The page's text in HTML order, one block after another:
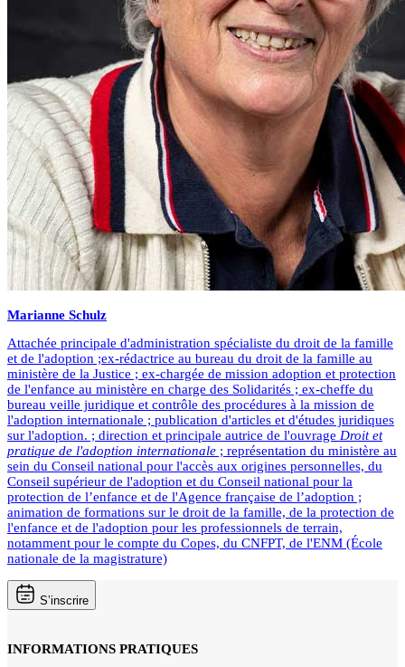
Marianne Schulz
Attachée principale d'administration spécialiste du droit de la famille
et de l'adoption ;ex-rédactrice au bureau du droit de la famille au
ministère de la Justice ; ex-chargée de mission adoption et protection
de l'enfance au ministère en charge des Solidarités ; ex-cheffe du
bureau veille juridique et contrôle des procédures à la mission de
l'adoption internationale ; publication d'articles et d'études juridiques
sur l'adoption. ; direction et principale autrice de l'ouvrage Droit et
pratique de l'adoption internationale ; représentation du ministère au
sein du Conseil national pour l'accès aux origines personnelles, du
Conseil supérieur de l'adoption et du Conseil national pour la
protection de l’enfance et de l'Agence française de l’adoption ;
animation de formations sur le droit de la famille, de la protection de
l'enfance et de l'adoption pour les professionnels de terrain,
notamment pour le compte du Copes, du CNFPT, de l'ENM (École
nationale de la magistrature)
S’inscrire
INFORMATIONS PRATIQUES